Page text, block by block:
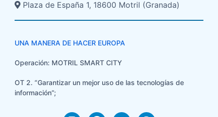
Plaza de España 1, 18600 Motril (Granada)​
UNA MANERA DE HACER EUROPA
Operación: MOTRIL SMART CITY
OT 2. “Garantizar un mejor uso de las tecnologías de
información”;